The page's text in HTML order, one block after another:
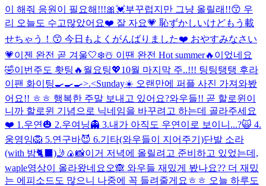
이 해줘 응원이 필요해!!!🎀💓부꾸럽지만 그냥 올릴래!!😙 우
리 오늘도 수고많았어요❤️ 잘 자요💗 恥ずかしいけどもう載
せちゃう！😙 今日もよくがんばりました❤️ おやすみなさい
💗이젠 완전 곧 겨울🤍❄️☃️ 이땐 완전 Hot summer🔥이었네요
🤣이번주도 홧팅🔥월요팅💖10월 마지막 주..!!! 팅팅탱탱 후라
이팬 화이팅🍳🍳🍳>.<Sunday☀️ 오랜만에 퍼플 사진 가져와봤
어요!! ㅎㅎ 행복한 주말 보내고 있어요?와우들!! 곧 할로윈이
니까 할로윈 기념으로 닉네임을 바꾸려고 하는데 골라주세요
❤️ 1.우연🎃 2.우여닝👻 3.내가 아직도 우연이로 보이니...?🙀 4.
웅영잉🦁 5.연구바😈 6.기타(와우들이 지어주기)단발 소라
(with 밤🐈‍⬛)🤳🍙📸이거 저녁에 올릴려고 준비하고 있었는데,
waple영상이 올라왔네요오🙈 와우들 재밌게 봤나요?? 더 재밌
는 에피소드도 많으니 나중에 꼭 들려줄게요ㅎㅎ 오늘 하루도